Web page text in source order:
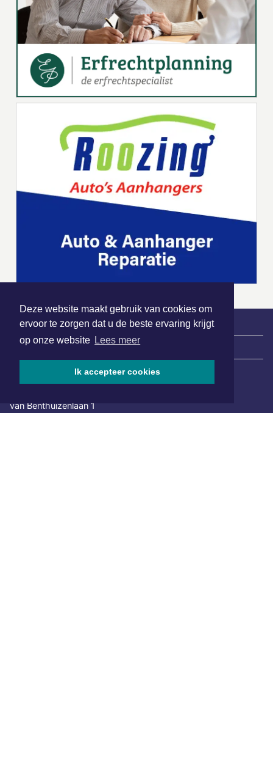
Deze website maakt gebruik van cookies om
ervoor te zorgen dat u de beste ervaring krijgt
op onze website Lees meer
Ik accepteer cookies
Nieuws | Sport | Evenementen
van Benthuizenlaan 1